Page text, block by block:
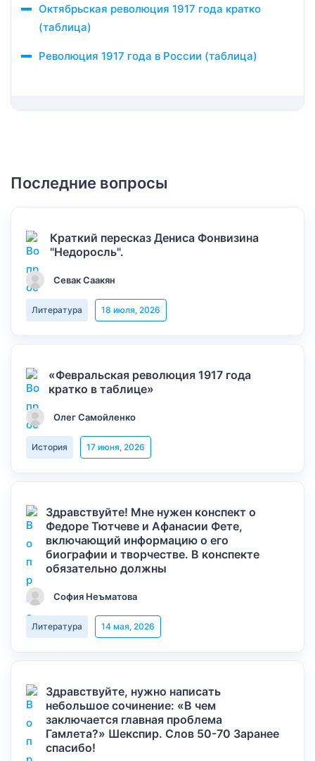
Октябрьская революция 1917 года кратко
(таблица)
Революция 1917 года в России (таблица)
Последние вопросы
Краткий пересказ Дениса Фонвизина
"Недоросль".
Севак Саакян
Литература 18 июля, 2026
«Февральская революция 1917 года
кратко в таблице»
Олег Самойленко
История 17 июня, 2026
Здравствуйте! Мне нужен конспект о
Федоре Тютчеве и Афанасии Фете,
включающий информацию о его
биографии и творчестве. В конспекте
обязательно должны
София Неъматова
Литература 14 мая, 2026
Здравствуйте, нужно написать
небольшое сочинение: «В чем
заключается главная проблема
Гамлета?» Шекспир. Слов 50-70 Заранее
спасибо!